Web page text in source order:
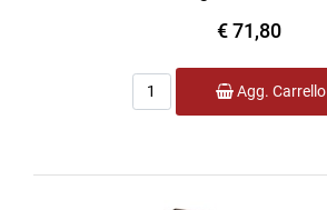
€ 71,80
Quantità
Agg. Carrello